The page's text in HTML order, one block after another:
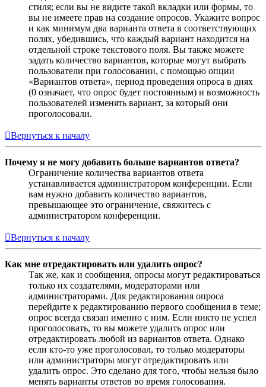
стиля; если вы не видите такой вкладки или формы, то
вы не имеете прав на создание опросов. Укажите вопрос
и как минимум два варианта ответа в соответствующих
полях, убедившись, что каждый вариант находится на
отдельной строке текстового поля. Вы также можете
задать количество вариантов, которые могут выбрать
пользователи при голосовании, с помощью опции
«Вариантов ответа», период проведения опроса в днях
(0 означает, что опрос будет постоянным) и возможность
пользователей изменять вариант, за который они
проголосовали.
Вернуться к началу
Почему я не могу добавить больше вариантов ответа?
Ограничение количества вариантов ответа
устанавливается администратором конференции. Если
вам нужно добавить количество вариантов,
превышающее это ограничение, свяжитесь с
администратором конференции.
Вернуться к началу
Как мне отредактировать или удалить опрос?
Так же, как и сообщения, опросы могут редактироваться
только их создателями, модераторами или
администраторами. Для редактирования опроса
перейдите к редактированию первого сообщения в теме;
опрос всегда связан именно с ним. Если никто не успел
проголосовать, то вы можете удалить опрос или
отредактировать любой из вариантов ответа. Однако
если кто-то уже проголосовал, то только модераторы
или администраторы могут отредактировать или
удалить опрос. Это сделано для того, чтобы нельзя было
менять варианты ответов во время голосования.